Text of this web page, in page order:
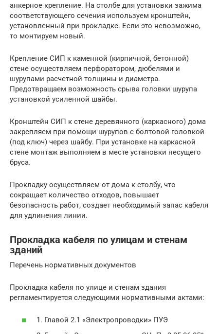
анкерное крепление. На столбе для установки зажима
соответствующего сечения используем кронштейн,
установленный при прокладке. Если это невозможно,
то монтируем новый.
Крепление СИП к каменной (кирпичной, бетонной)
стене осуществляем перфоратором, дюбелями и
шурупами расчетной толщины и диаметра.
Предотвращаем возможность срыва головки шурупа
установкой усиленной шайбы.
Кронштейн СИП к стене деревянного (каркасного) дома
закрепляем при помощи шурупов с болтовой головкой
(под ключ) через шайбу. При установке на каркасной
стене монтаж выполняем в месте установки несущего
бруса.
Прокладку осуществляем от дома к столбу, что
сокращает количество отходов, повышает
безопасность работ, создает необходимый запас кабеля
для удлинения линии.
Прокладка кабеля по улицам и стенам
зданий
Перечень нормативных документов
Прокладка кабеля по улице и стенам здания
регламентируется следующими нормативными актами:
1. Главой 2.1 «Электропроводки» ПУЭ